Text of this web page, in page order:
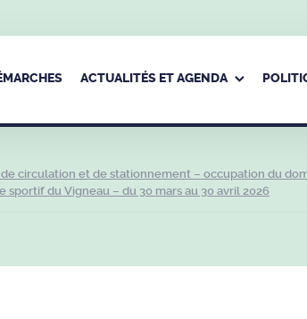
ACTUALITÉS ET AGENDA
circulation et de stationnement – occupation du
du Vigneau – du 30 mars au 30 avril 2026